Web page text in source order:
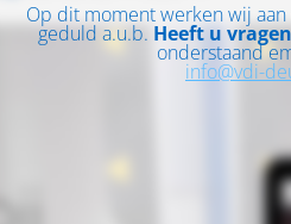
Op dit moment werken wij
geduld a.u.b. Heeft u
onderstaand
info@vdi-